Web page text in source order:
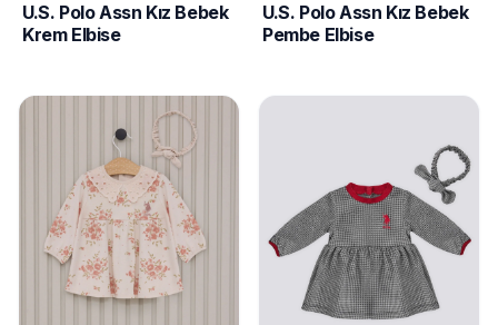
U.S. Polo Assn Kız Bebek
Krem Elbise
U.S. Polo Assn Kız Bebek
Pembe Elbise